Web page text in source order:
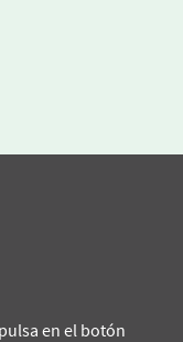
en el botón